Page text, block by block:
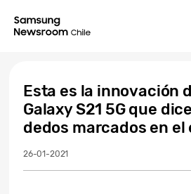
Esta es la innovación
Galaxy S21 5G que
dedos marcados en el
26-01-2021